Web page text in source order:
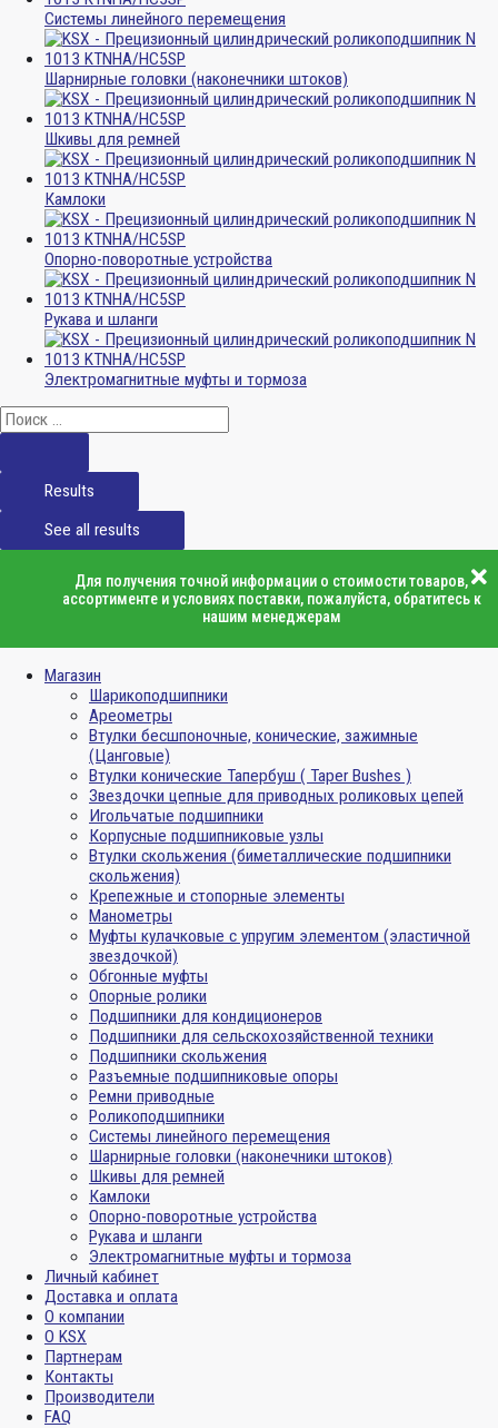
Системы линейного перемещения
Шарнирные головки (наконечники штоков)
Шкивы для ремней
Камлоки
Опорно-поворотные устройства
Рукава и шланги
Электромагнитные муфты и тормоза
Results
See all results
Для получения точной информации о стоимости товаров,
ассортименте и условиях поставки, пожалуйста, обратитесь к
нашим менеджерам
Магазин
Шарикоподшипники
Ареометры
Втулки бесшпоночные, конические, зажимные
(Цанговые)
Втулки конические Тапербуш ( Taper Bushes )
Звездочки цепные для приводных роликовых цепей
Игольчатые подшипники
Корпусные подшипниковые узлы
Втулки скольжения (биметаллические подшипники
скольжения)
Крепежные и стопорные элементы
Манометры
Муфты кулачковые с упругим элементом (эластичной
звездочкой)
Обгонные муфты
Опорные ролики
Подшипники для кондиционеров
Подшипники для сельскохозяйственной техники
Подшипники скольжения
Разъемные подшипниковые опоры
Ремни приводные
Роликоподшипники
Системы линейного перемещения
Шарнирные головки (наконечники штоков)
Шкивы для ремней
Камлоки
Опорно-поворотные устройства
Рукава и шланги
Электромагнитные муфты и тормоза
Личный кабинет
Доставка и оплата
О компании
О KSX
Партнерам
Контакты
Производители
FAQ